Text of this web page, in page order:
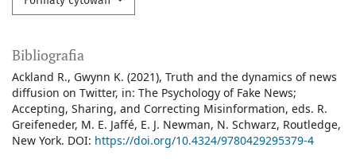
Bibliografia
Ackland R., Gwynn K. (2021), Truth and the dynamics of news
diffusion on Twitter, in: The Psychology of Fake News;
Accepting, Sharing, and Correcting Misinformation, eds. R.
Greifeneder, M. E. Jaffé, E. J. Newman, N. Schwarz, Routledge,
New York. DOI: https://doi.org/10.4324/9780429295379-4